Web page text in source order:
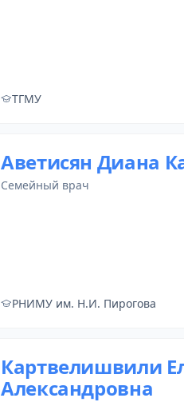
ТГМУ
Аветисян Диана
семейный врач
РНИМУ им. Н.И. Пирогова
Картвелишвили
Александровна